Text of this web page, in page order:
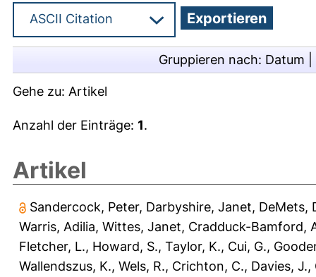
Gruppieren nach: Datum
Gehe zu: Artikel
Anzahl der Einträge: 1.
Artikel
Sandercock, Peter, Darbyshire, Janet, DeMets,
Warris, Adilia, Wittes, Janet, Cradduck-Bamford,
Fletcher, L., Howard, S., Taylor, K., Cui, G.,
Wallendszus, K., Wels, R., Crichton, C., Davies, J.,